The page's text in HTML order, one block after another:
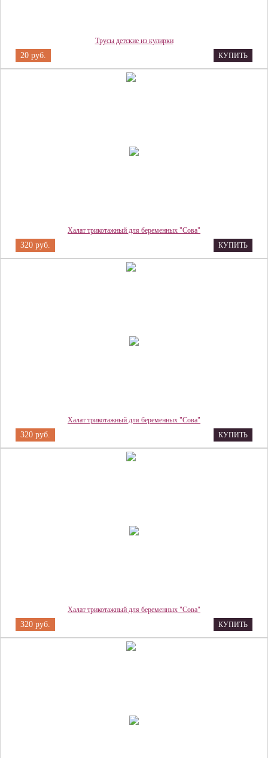
Трусы детские из кулирки
20 руб. КУПИТЬ
Халат трикотажный для беременных "Сова"
320 руб. КУПИТЬ
Халат трикотажный для беременных "Сова"
320 руб. КУПИТЬ
Халат трикотажный для беременных "Сова"
320 руб. КУПИТЬ